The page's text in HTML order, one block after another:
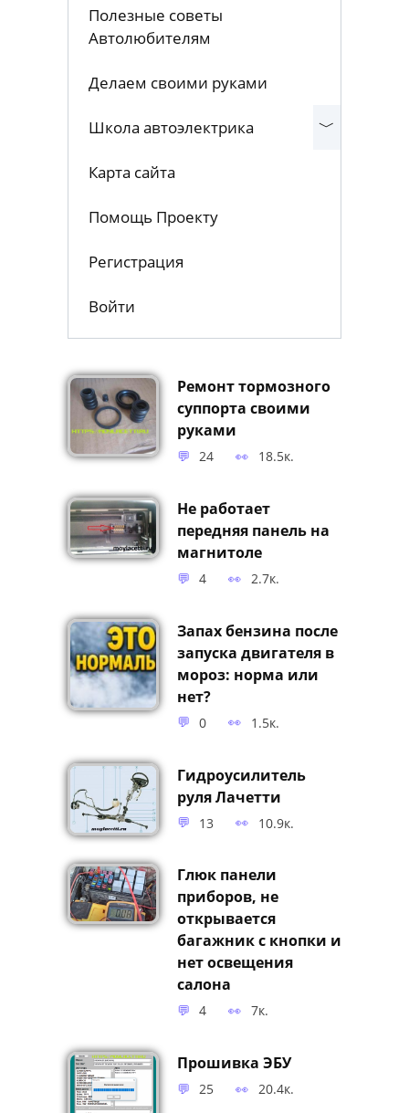
Полезные советы
Автолюбителям
Делаем своими руками
Школа автоэлектрика
Карта сайта
Помощь Проекту
Регистрация
Войти
Ремонт тормозного
суппорта своими
руками
24 18.5к.
Не работает
передняя панель на
магнитоле
4 2.7к.
Запах бензина после
запуска двигателя в
мороз: норма или
нет?
0 1.5к.
Гидроусилитель
руля Лачетти
13 10.9к.
Глюк панели
приборов, не
открывается
багажник с кнопки и
нет освещения
салона
4 7к.
Прошивка ЭБУ
25 20.4к.